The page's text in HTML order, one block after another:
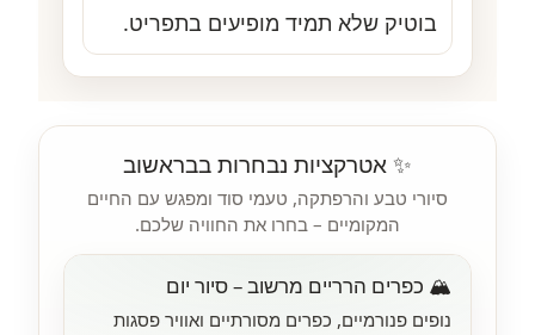
בוטיק שלא תמיד מופיעים בתפריט.
✨ אטרקציות נבחרות בבראשוב
סיורי טבע והרפתקה, טעמי סוד ומפגש עם החיים
המקומיים – בחרו את החוויה שלכם.
🏔️ כפרים הרריים מרשוב – סיור יום
נופים פנורמיים, כפרים מסורתיים ואוויר פסגות